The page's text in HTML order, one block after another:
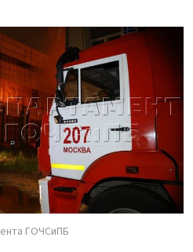
ГОЧСиПБ